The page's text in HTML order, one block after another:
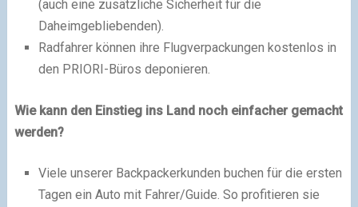
(auch eine zusätzliche Sicherheit für die
Daheimgebliebenden).
Radfahrer können ihre Flugverpackungen kostenlos in
den PRIORI-Büros deponieren.
Wie kann den Einstieg ins Land noch einfacher gemacht
werden?
Viele unserer Backpackerkunden buchen für die ersten
Tagen ein Auto mit Fahrer/Guide. So profitieren sie